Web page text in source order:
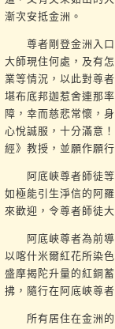
漸次安抵金洲。
尊者剛登金洲入口
大師現住何處，及有
業等情況，以此對尊
堪布底邦迦惹舍連那
障，幸而慈悲常懷，
心悅誠服，十分滿意
經》教授，並願作願
阿底峽尊者師徒等
如極能引生淨信的阿
來歡迎，令尊者師徒
阿底峽尊者為前導
以喀什米爾紅花所染
盛摩揭陀升量的紅銅
拂，隨行在阿底峽尊
所有居住在金洲的